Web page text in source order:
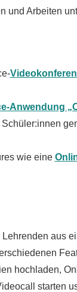
und Arbeiten
Anwendung
Schüler:innen
wie eine
aus
hochladen,
starten